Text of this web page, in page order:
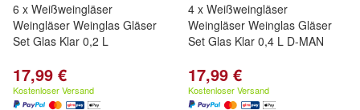
6 x Weißweingläser
Weingläser Weinglas Gläser
Set Glas Klar 0,2 L
17,99 €
Kostenloser Versand
4 x Weißweingläser
Weingläser Weinglas Gläser
Set Glas Klar 0,4 L D-MAN
17,99 €
Kostenloser Versand